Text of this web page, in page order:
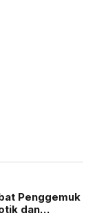
Penggemuk
dan